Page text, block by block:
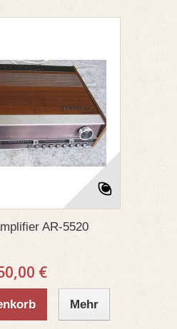
AR-5520
€
Mehr